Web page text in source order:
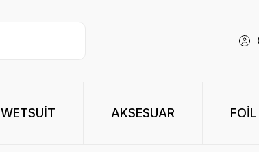
WETSUİT AKSESUAR FOİL